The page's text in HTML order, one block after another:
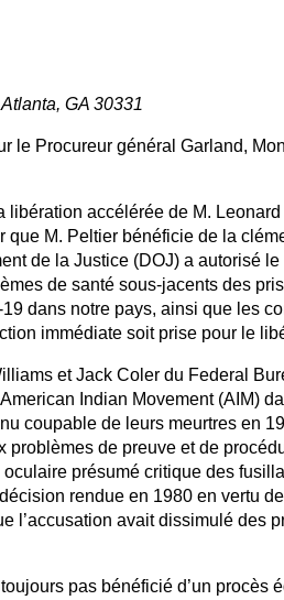
GA 30331
le Procureur général Garland,
libération accélérée de M.
M. Peltier bénéficie de la
de la Justice (DOJ) a autorisé
de santé sous-jacents des
dans notre pays, ainsi que les
immédiate soit prise pour le
et Jack Coler du Federal
Indian Movement (AIM)
coupable de leurs meurtres en
problèmes de preuve et de
présumé critique des
rendue en 1980 en vertu
l’accusation avait dissimulé des
pas bénéficié d’un procès